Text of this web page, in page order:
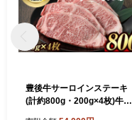
豊後牛サーロインステーキ
(計約800g・200g×4枚)牛肉